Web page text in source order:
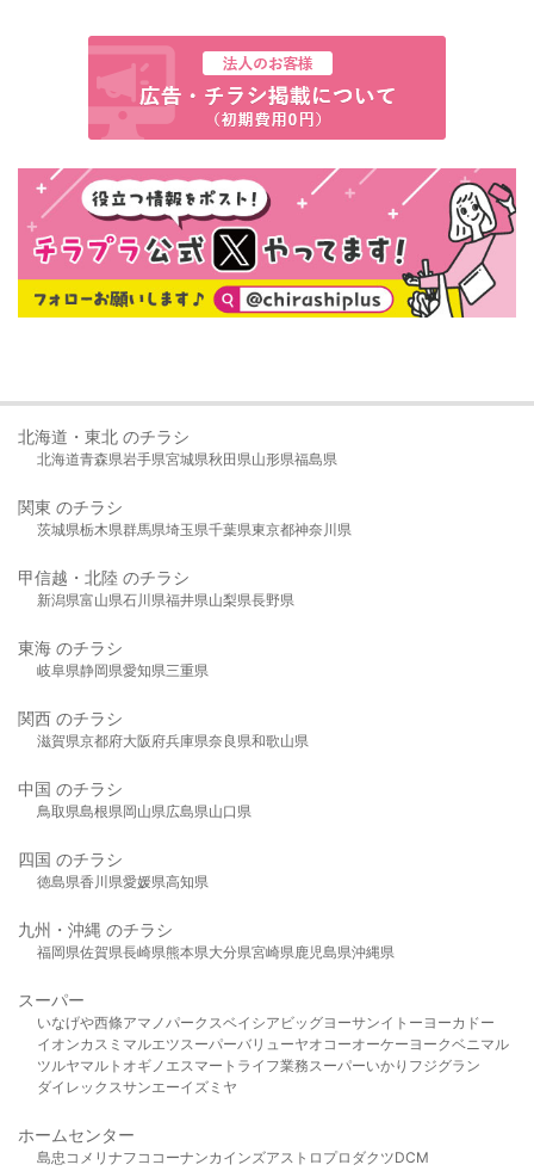
北海道・東北 のチラシ
北海道青森県岩手県宮城県秋田県山形県福島県
関東 のチラシ
茨城県栃木県群馬県埼玉県千葉県東京都神奈川県
甲信越・北陸 のチラシ
新潟県富山県石川県福井県山梨県長野県
東海 のチラシ
岐阜県静岡県愛知県三重県
関西 のチラシ
滋賀県京都府大阪府兵庫県奈良県和歌山県
中国 のチラシ
鳥取県島根県岡山県広島県山口県
四国 のチラシ
徳島県香川県愛媛県高知県
九州・沖縄 のチラシ
福岡県佐賀県長崎県熊本県大分県宮崎県鹿児島県沖縄県
スーパー
いなげや西條アマノパークスベイシア ビッグヨーサンイトーヨーカドー
イオンカスミ マルエツスーパーバリューヤオコーオーケー ヨークベニマル
ツルヤマルト オギノ エスマート ライフ業務スーパーいかり フジグラン
ダイレックスサンエーイズミヤ
ホームセンター
島忠 コメリ ナフコ コーナンカインズアストロプロダクツDCM